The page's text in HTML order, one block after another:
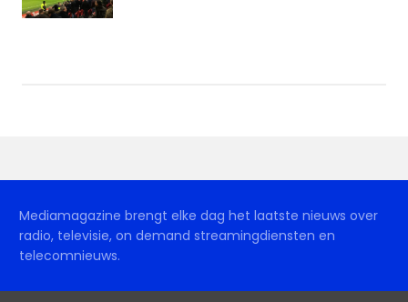
Mediamagazine brengt elke dag het laatste nieuws over
radio, televisie, on demand streamingdiensten en
telecomnieuws.